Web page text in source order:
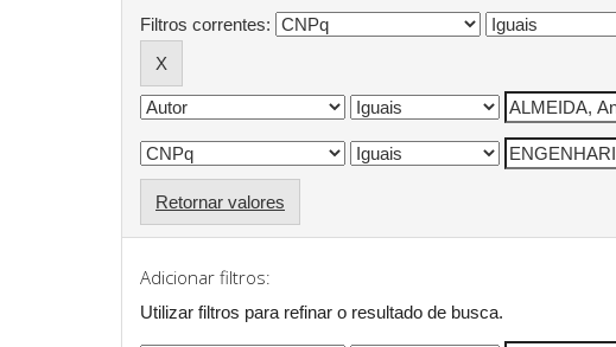
Filtros correntes:
Retornar valores
Adicionar filtros:
Utilizar filtros para refinar o resultado de busca.